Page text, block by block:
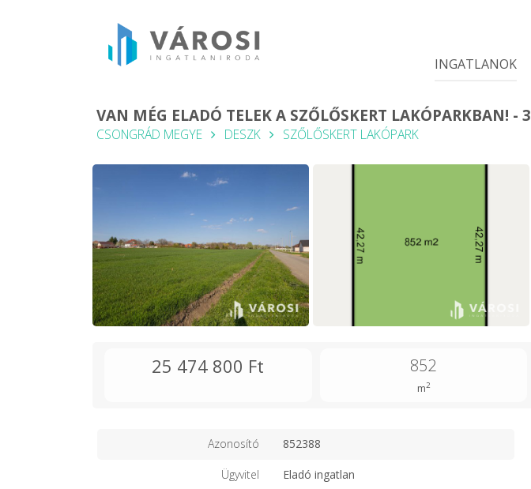
INGATLANOK
VAN MÉG ELADÓ TELEK A SZŐLŐSKERT LAKÓPARKBAN! - 3
CSONGRÁD MEGYE DESZK SZŐLŐSKERT LAKÓPARK
25 474 800 Ft 852
m2
Azonosító 852388
Ügyvitel Eladó ingatlan